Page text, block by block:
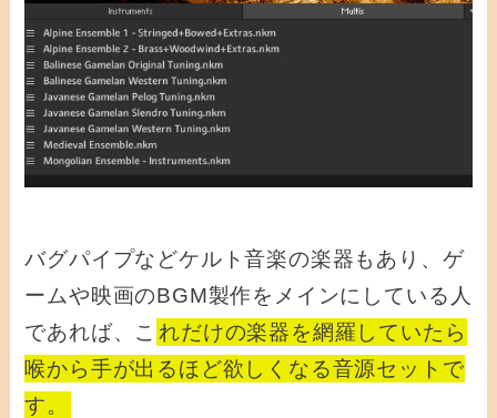
バグパイプなどケルト音楽の楽器もあり、ゲ
ームや映画のBGM製作をメインにしている人
であれば、こ れだけの楽器を網羅していたら
喉から手が出るほど欲しくなる音源セットで
す。